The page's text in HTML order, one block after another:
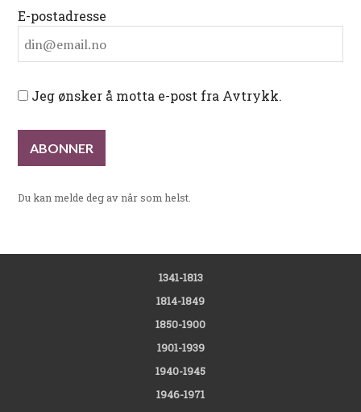
E-postadresse
Jeg ønsker å motta e-post fra Avtrykk.
Du kan melde deg av når som helst.
1341-1813
1814-1849
1850-1900
1901-1939
1940-1945
1946-1971